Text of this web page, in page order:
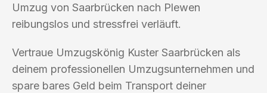
Umzug von Saarbrücken nach Plewen
reibungslos und stressfrei verläuft.
Vertraue Umzugskönig Kuster Saarbrücken als
deinem professionellen Umzugsunternehmen und
spare bares Geld beim Transport deiner